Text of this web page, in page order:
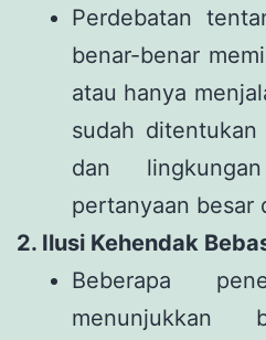
Perdebatan
benar-benar
atau hanya
sudah
dan
pertanyaan besar
2. Ilusi Kehendak
Beberapa
menunjukkan